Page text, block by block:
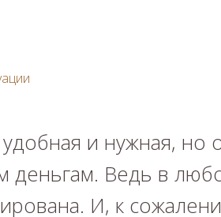
и нужная, но
деньгам. Ведь в
И, к